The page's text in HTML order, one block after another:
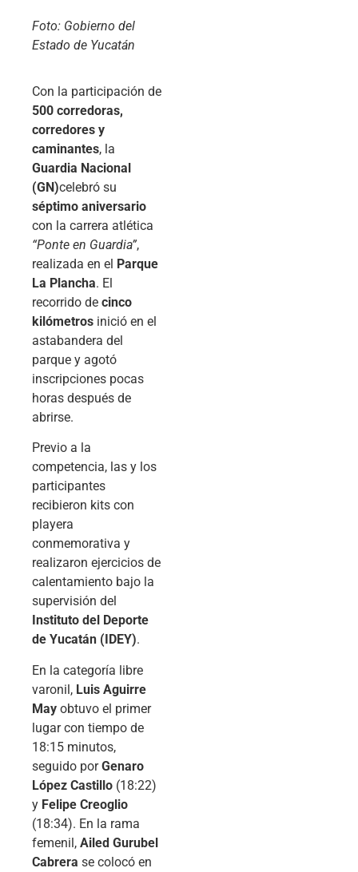
Foto: Gobierno del
Estado de Yucatán
Con la participación de
500 corredoras,
corredores y
caminantes, la
Guardia Nacional
(GN)celebró su
séptimo aniversario
con la carrera atlética
“Ponte en Guardia”,
realizada en el Parque
La Plancha. El
recorrido de cinco
kilómetros inició en el
astabandera del
parque y agotó
inscripciones pocas
horas después de
abrirse.
Previo a la
competencia, las y los
participantes
recibieron kits con
playera
conmemorativa y
realizaron ejercicios de
calentamiento bajo la
supervisión del
Instituto del Deporte
de Yucatán (IDEY).
En la categoría libre
varonil, Luis Aguirre
May obtuvo el primer
lugar con tiempo de
18:15 minutos,
seguido porGenaro
López Castillo (18:22)
y Felipe Creoglio
(18:34). En la rama
femenil, Ailed Gurubel
Cabrera se colocó en